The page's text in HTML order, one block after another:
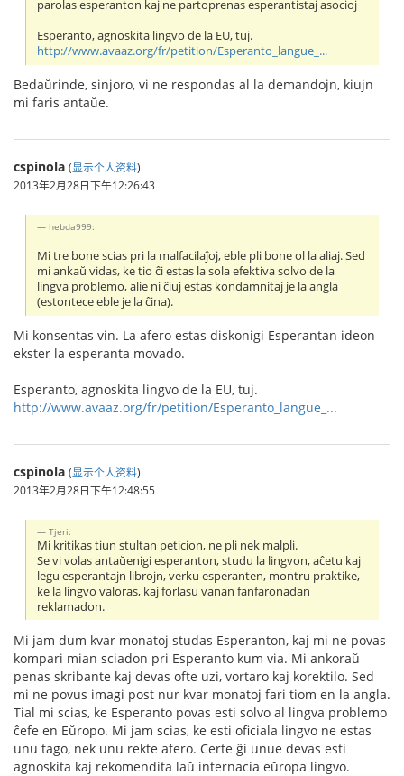
parolas esperanton kaj ne partoprenas esperantistaj asocioj
Esperanto, agnoskita lingvo de la EU, tuj.
http://www.avaaz.org/fr/petition/Esperanto_langue_...
Bedaŭrinde, sinjoro, vi ne respondas al la demandojn, kiujn
mi faris antaŭe.
cspinola (显示个人资料)
2013年2月28日下午12:26:43
hebda999:
Mi tre bone scias pri la malfacilaĵoj, eble pli bone ol la aliaj. Sed
mi ankaŭ vidas, ke tio ĉi estas la sola efektiva solvo de la
lingva problemo, alie ni ĉiuj estas kondamnitaj je la angla
(estontece eble je la ĉina).
Mi konsentas vin. La afero estas diskonigi Esperantan ideon
ekster la esperanta movado.
Esperanto, agnoskita lingvo de la EU, tuj.
http://www.avaaz.org/fr/petition/Esperanto_langue_...
cspinola (显示个人资料)
2013年2月28日下午12:48:55
Tjeri:
Mi kritikas tiun stultan peticion, ne pli nek malpli.
Se vi volas antaŭenigi esperanton, studu la lingvon, aĉetu kaj
legu esperantajn librojn, verku esperanten, montru praktike,
ke la lingvo valoras, kaj forlasu vanan fanfaronadan
reklamadon.
Mi jam dum kvar monatoj studas Esperanton, kaj mi ne povas
kompari mian sciadon pri Esperanto kum via. Mi ankoraŭ
penas skribante kaj devas ofte uzi, vortaro kaj korektilo. Sed
mi ne povus imagi post nur kvar monatoj fari tiom en la angla.
Tial mi scias, ke Esperanto povas esti solvo al lingva problemo
ĉefe en Eŭropo. Mi jam scias, ke esti oficiala lingvo ne estas
unu tago, nek unu rekte afero. Certe ĝi unue devas esti
agnoskita kaj rekomendita laŭ internacia eŭropa lingvo.